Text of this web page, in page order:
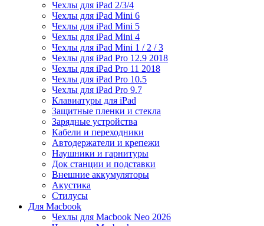
Чехлы для iPad 2/3/4
Чехлы для iPad Mini 6
Чехлы для iPad Mini 5
Чехлы для iPad Mini 4
Чехлы для iPad Mini 1 / 2 / 3
Чехлы для iPad Pro 12.9 2018
Чехлы для iPad Pro 11 2018
Чехлы для iPad Pro 10.5
Чехлы для iPad Pro 9.7
Клавиатуры для iPad
Защитные пленки и стекла
Зарядные устройства
Кабели и переходники
Автодержатели и крепежи
Наушники и гарнитуры
Док станции и подставки
Внешние аккумуляторы
Акустика
Стилусы
Для Macbook
Чехлы для Macbook Neo 2026